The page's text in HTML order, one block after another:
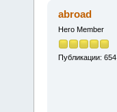
abroad
Hero Member
Публикации: 654